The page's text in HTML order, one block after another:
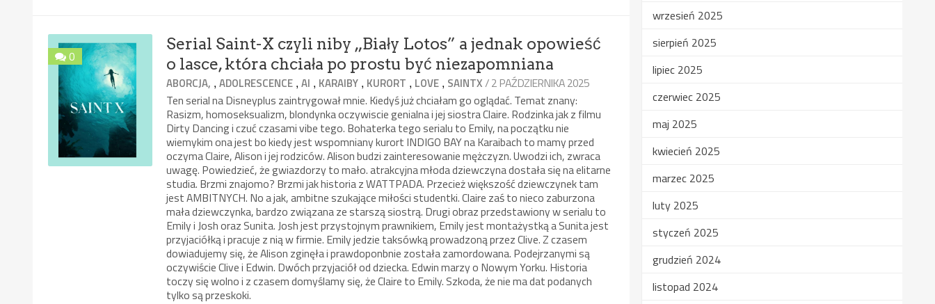
0
Serial Saint-X czyli niby „Biały Lotos” a jednak opowieść
o lasce, która chciała po prostu być niezapomniana
ABORCJA, ,ADOLRESCENCE ,AI , KARAIBY , KURORT , LOVE , SAINTX/ 2 PAŹDZIERNIKA 2025
Ten serial na Disneyplus zaintrygował mnie. Kiedyś już chciałam go oglądać. Temat znany:
Rasizm, homoseksualizm, blondynka oczywiscie genialna i jej siostra Claire. Rodzinka jak z filmu
Dirty Dancing i czuć czasami vibe tego. Bohaterka tego serialu to Emily, na początku nie
wiemykim ona jest bo kiedy jest wspomniany kurort INDIGO BAY na Karaibach to mamy przed
oczyma Claire, Alison i jej rodziców. Alison budzi zainteresowanie mężczyzn. Uwodzi ich, zwraca
uwagę. Powiedzieć, że gwiazdorzy to mało. atrakcyjna młoda dziewczyna dostała się na elitarne
studia. Brzmi znajomo? Brzmi jak historia z WATTPADA. Przecież większość dziewczynek tam
jest AMBITNYCH. No a jak, ambitne szukające miłości studentki. Claire zaś to nieco zaburzona
mała dziewczynka, bardzo związana ze starszą siostrą. Drugi obraz przedstawiony w serialu to
Emily i Josh oraz Sunita. Josh jest przystojnym prawnikiem, Emily jest montażystką a Sunita jest
przyjaciółką i pracuje z nią w firmie. Emily jedzie taksówką prowadzoną przez Clive. Z czasem
dowiadujemy się, że Alison zginęła i prawdoponbnie została zamordowana. Podejrzanymi są
oczywiście Clive i Edwin. Dwóch przyjaciół od dziecka. Edwin marzy o Nowym Yorku. Historia
toczy się wolno i z czasem domyślamy się, że Claire to Emily. Szkoda, że nie ma dat podanych
tylko są przeskoki.
wrzesień 2025
sierpień 2025
lipiec 2025
czerwiec 2025
maj 2025
kwiecień 2025
marzec 2025
luty 2025
styczeń 2025
grudzień 2024
listopad 2024